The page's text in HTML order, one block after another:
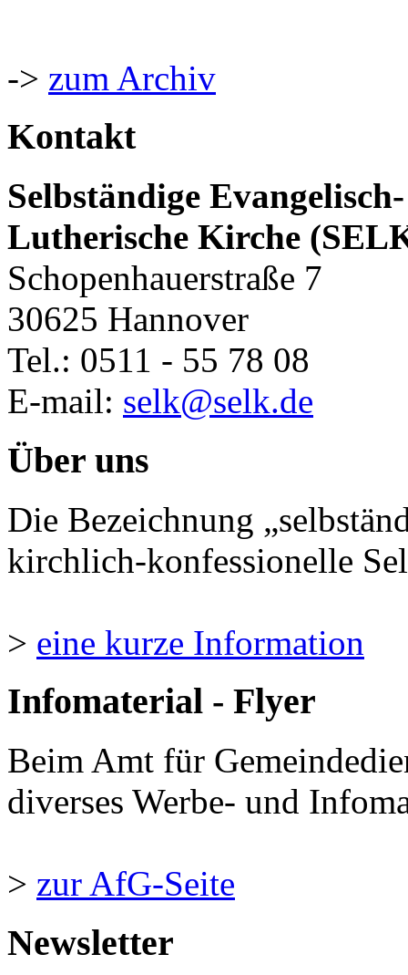
-> zum Archiv
Kontakt
Selbständige Evangelisch-
Lutherische Kirche
Schopenhauerstraße 7
30625 Hannover
Tel.: 0511 - 55 78 08
E-mail: selk@selk.de
Über uns
Die Bezeichnung
kirchlich-konfessionelle
> eine kurze Information
Infomaterial - Flyer
Beim Amt für
diverses Werbe- und
> zur AfG-Seite
Newsletter